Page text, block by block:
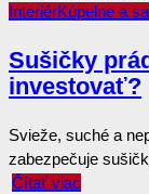
InteriérKúpelne a
Sušičky
investovať?
Svieže, suché a
zabezpečuje
Čítať viac